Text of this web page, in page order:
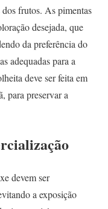
frutos. As pimentas
desejada, que
da preferência do
adequadas para a
deve ser feita em
para preservar a
devem ser
a exposição